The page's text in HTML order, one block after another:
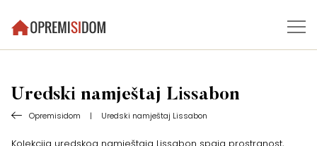
Uredski namještaj Lissabon
Opremisidom | Uredski namještaj Lissabon